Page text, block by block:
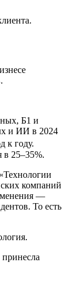
Б1 и
и ИИ в 2024
к году.
25–35%.
компаний
—
То есть